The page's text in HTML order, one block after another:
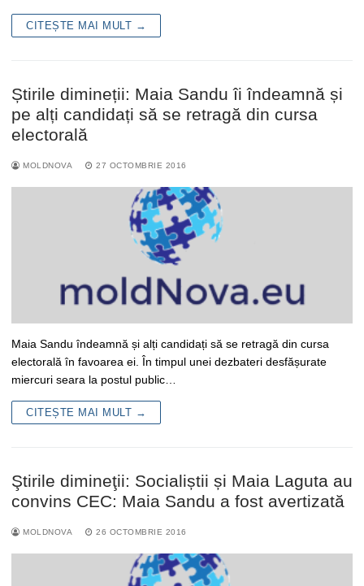
CITEȘTE MAI MULT →
Știrile dimineții: Maia Sandu îi îndeamnă și
pe alți candidați să se retragă din cursa
electorală
MOLDNOVA 27 OCTOMBRIE 2016
Maia Sandu îndeamnă și alți candidați să se retragă din cursa
electorală în favoarea ei. În timpul unei dezbateri desfășurate
miercuri seara la postul public…
CITEȘTE MAI MULT →
Ştirile dimineţii: Socialiștii și Maia Laguta au
convins CEC: Maia Sandu a fost avertizată
MOLDNOVA 26 OCTOMBRIE 2016